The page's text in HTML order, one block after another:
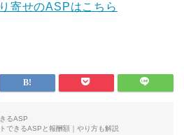
寄せのASPはこちら
るASP
できるASPと報酬額｜やり方も解説